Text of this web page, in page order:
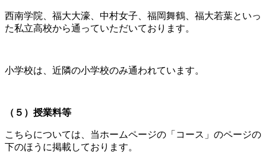
西南学院、福大大濠、中村女子、福岡舞鶴、福大若葉といっ
た私立高校から通っていただいております。
小学校は、近隣の小学校のみ通われています。
（５）授業料等
こちらについては、当ホームページの「コース」のページの
下のほうに掲載しております。